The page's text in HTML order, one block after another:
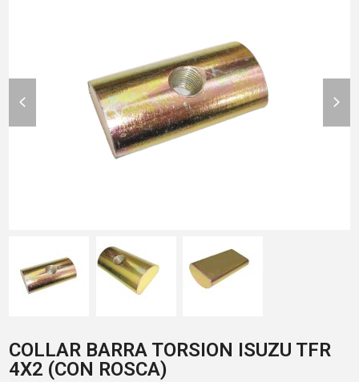
slide
COLLAR BARRA TORSION ISUZU TFR
4X2 (CON ROSCA)